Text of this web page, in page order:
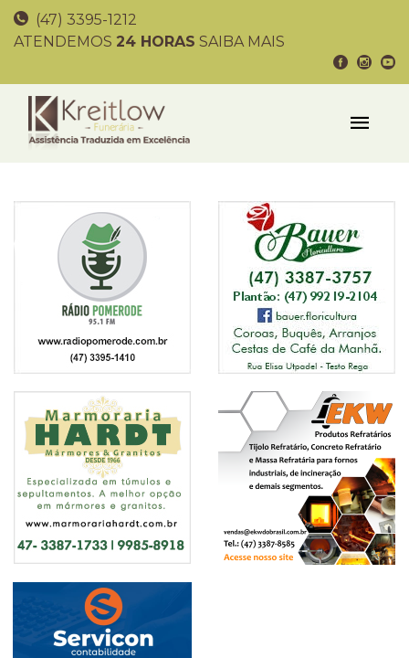
(47) 3395-1212
ATENDEMOS 24 HORAS SAIBA MAIS